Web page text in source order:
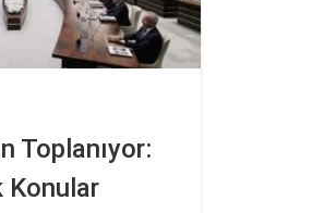
Toplanıyor:
Konular